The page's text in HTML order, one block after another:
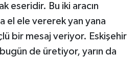
eseridir. Bu iki aracın
el ele vererek yan yana
bir mesaj veriyor. Eskişehir
de üretiyor, yarın da